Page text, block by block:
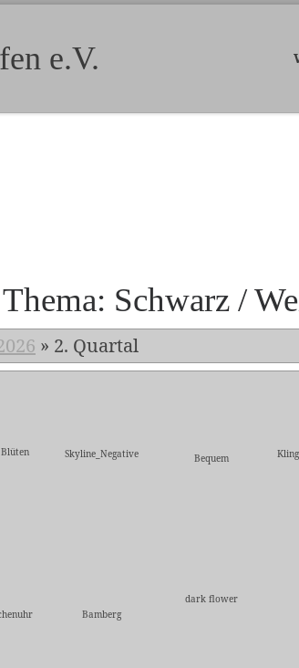
e.V.
Schwarz /
» 2. Quartal
Skyline_Negative Bequem
Bamberg
dark flower